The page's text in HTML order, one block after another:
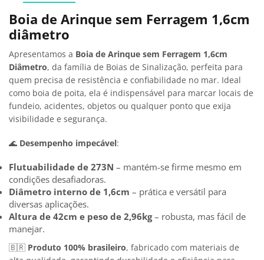
Boia de Arinque sem Ferragem 1,6cm
diâmetro
Apresentamos a Boia de Arinque sem Ferragem 1,6cm
Diâmetro, da família de Boias de Sinalização, perfeita para
quem precisa de resistência e confiabilidade no mar. Ideal
como boia de poita, ela é indispensável para marcar locais de
fundeio, acidentes, objetos ou qualquer ponto que exija
visibilidade e segurança.
🌊 Desempenho impecável:
Flutuabilidade de 273N – mantém-se firme mesmo em
condições desafiadoras.
Diâmetro interno de 1,6cm – prática e versátil para
diversas aplicações.
Altura de 42cm e peso de 2,96kg– robusta, mas fácil de
manejar.
🇧🇷 Produto 100% brasileiro, fabricado com materiais de